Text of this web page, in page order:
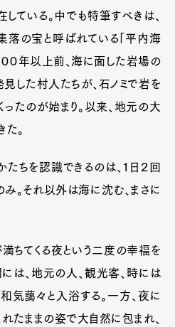
ている。中でも特筆すべきは、
の宝と呼ばれている「平内海
００年以上前、海に面した岩場の
した村人たちが、石ノミで岩を
ったのが始まり。以来、地元の大
。
ちを認識できるのは、１日２回
。それ以外は海に沈む、まさに
ちてくる夜という二度の幸福を
は、地元の人、観光客、時には
藹々と入浴する。一方、夜に
たままの姿で大自然に包まれ、